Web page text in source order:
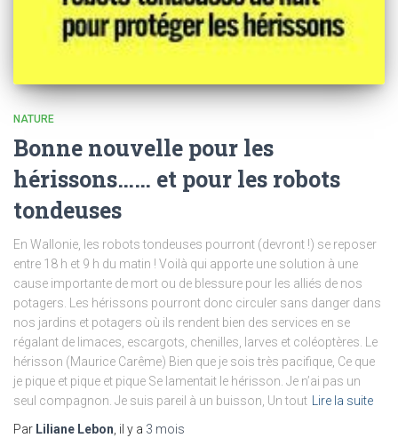
NATURE
Bonne nouvelle pour les
hérissons…… et pour les robots
tondeuses
En Wallonie, les robots tondeuses pourront (devront !) se reposer
entre 18 h et 9 h du matin ! Voilà qui apporte une solution à une
cause importante de mort ou de blessure pour les alliés de nos
potagers. Les hérissons pourront donc circuler sans danger dans
nos jardins et potagers où ils rendent bien des services en se
régalant de limaces, escargots, chenilles, larves et coléoptères. Le
hérisson (Maurice Carême) Bien que je sois très pacifique, Ce que
je pique et pique et pique Se lamentait le hérisson. Je n’ai pas un
seul compagnon. Je suis pareil à un buisson, Un tout
Lire la suite
Par Liliane Lebon , il y a 3 mois